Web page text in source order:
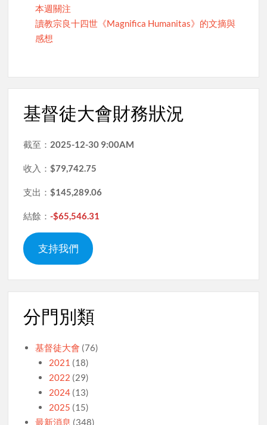
本週關注
讀教宗良十四世《Magnifica Humanitas》的文摘與
感想
基督徒大會財務狀況
截至： 2025-12-30 9:00AM
收入：$79,742.75
支出：$145,289.06
結餘：-$65,546.31
支持我們
分門別類
基督徒大會 (76)
2021 (18)
2022 (29)
2024(13)
2025 (15)
最新消息 (348)